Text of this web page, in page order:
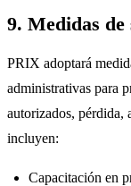
9. Medidas de
PRIX adoptará
administrativas para
autorizados, pérdida,
incluyen:
Capacitación en